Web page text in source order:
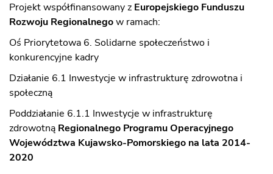
Projekt współfinansowany z Europejskiego Funduszu
Rozwoju Regionalnegow ramach:
Oś Priorytetowa 6. Solidarne społeczeństwo i
konkurencyjne kadry
Działanie 6.1 Inwestycje w infrastrukturę zdrowotna i
społeczną
Poddziałanie 6.1.1 Inwestycje w infrastrukturę
zdrowotną Regionalnego Programu Operacyjnego
Województwa Kujawsko-Pomorskiego na lata 2014-
2020